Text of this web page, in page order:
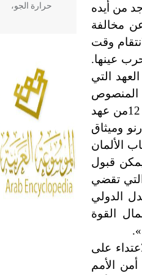
من أيده
مخالفة
وقت
عينها.
للأعمال الانتقامية في ضوء نص المادة 12 من ذاك العهد التي
المنصوص
عليها في العهد. وفي هذا يقول شارل فيشر: «إن الأعمال الانتقامية المسلحة تعد اعتداءً ومن ثم فهي مناقضة للمادة 12من عهد
وميثاق
الألمان
قبول
الانتقام ولا عدّه مشروعاً، ولو على سبيل الاستثناء، وذلك في ضوء الكثير من مواد هذا الميثاق، ولاسيما المادة 2/3 التي تقضي
الدولي
القوة
على
الأمم
حرارة الجو،
أربعة مؤلفات
التغذية،
ويعود له
الدين
- هل تعلم أن
يتكون في
كربونات
الحمرة وهو
الحجم ويسمى